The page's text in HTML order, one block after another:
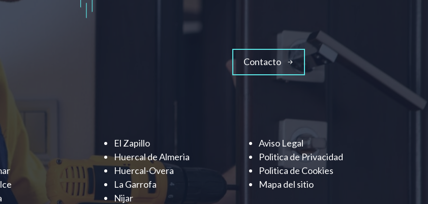
Contacto
El Zapillo
Huercal de Almeria
Huercal-Overa
La Garrofa
Nijar
Aviso Legal
Politica de Privacidad
Politica de Cookies
Mapa del sitio